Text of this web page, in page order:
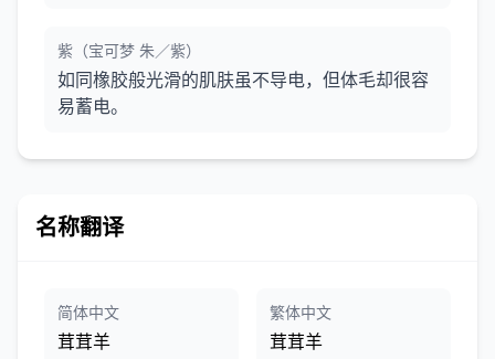
紫（宝可梦 朱／紫）
如同橡胶般光滑的肌肤虽不导电，但体毛却很容
易蓄电。
名称翻译
简体中文
茸茸羊
繁体中文
茸茸羊